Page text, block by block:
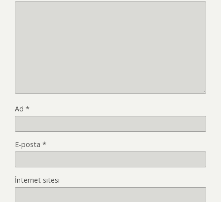
Ad *
E-posta *
İnternet sitesi